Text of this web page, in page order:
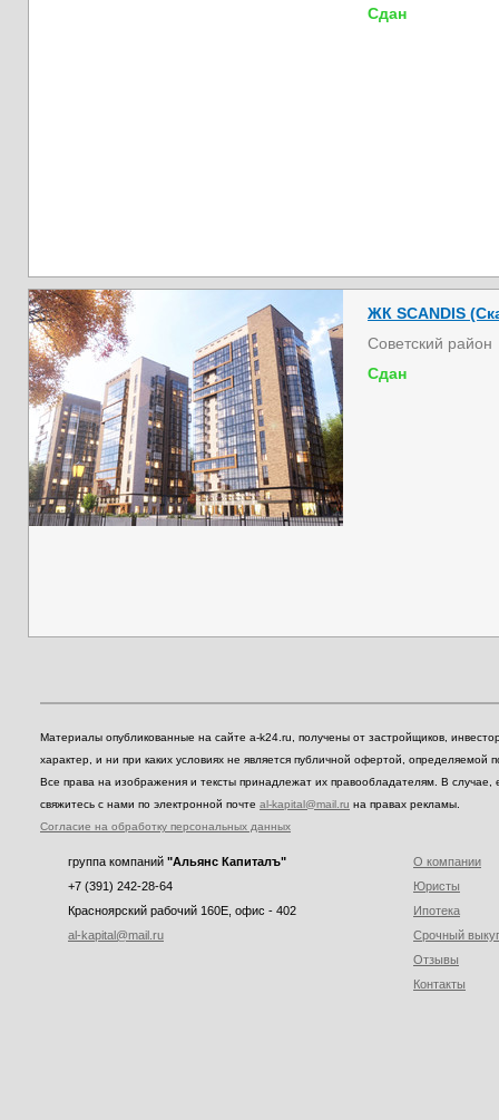
Сдан
ЖК SCANDIS
Советский район
Сдан
Материалы опубликованные на сайте a-k24.ru, получены от застройщиков,
характер, и ни при каких условиях не является публичной офертой,
Все права на изображения и тексты принадлежат их правообладателям. В
свяжитесь с нами по электронной почте al-kapital@mail.ru на правах рекламы.
Согласие на обработку персональных данных
группа компаний "Альянс Капиталъ"
+7 (391) 242-28-64
Красноярский рабочий 160E, офис - 402
al-kapital@mail.ru
О компании
Юристы
Ипотека
Срочный
Отзывы
Контакты